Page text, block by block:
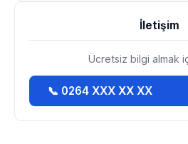
İletişim
Ücretsiz bilgi almak
📞 0264 XXX XX XX